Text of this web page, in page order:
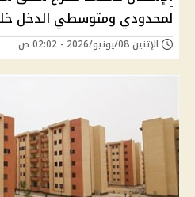
لمحدودي ومتوسطي الدخل
الإثنين 08/يونيو/2026 - 02:02 ص